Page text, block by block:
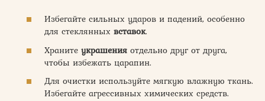
Избегайте сильных ударов и падений, особенно
для стеклянных вставок.
Храните украшения отдельно друг от друга,
чтобы избежать царапин.
Для очистки используйте мягкую влажную ткань.
Избегайте агрессивных химических средств.